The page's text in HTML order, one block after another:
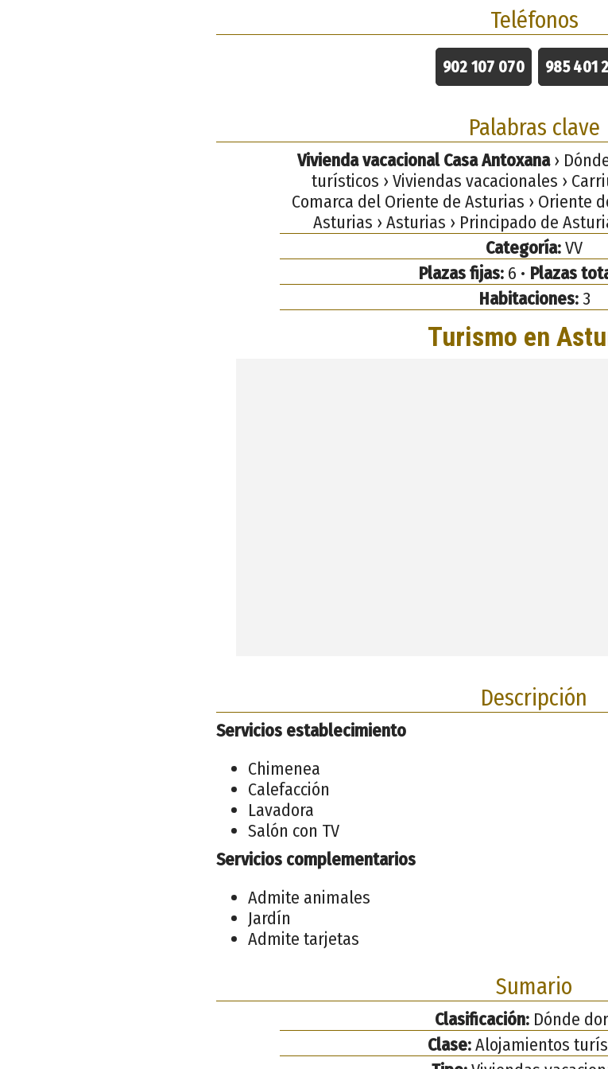
Teléfonos
902 107 070 985 401
Palabras clave
Vivienda vacacional Casa Antoxana›
turísticos › Viviendas vacacionales ›
Comarca del Oriente de Asturias › Oriente
Asturias › Asturias › Principado de
Categoría:VV
Plazas fijas:6 • Plazas
Habitaciones:3
Descripción
Servicios establecimiento
Chimenea
Calefacción
Lavadora
Salón con TV
Servicios complementarios
Admite animales
Jardín
Admite tarjetas
Sumario
Clasificación: Dónde
Clase:Alojamientos